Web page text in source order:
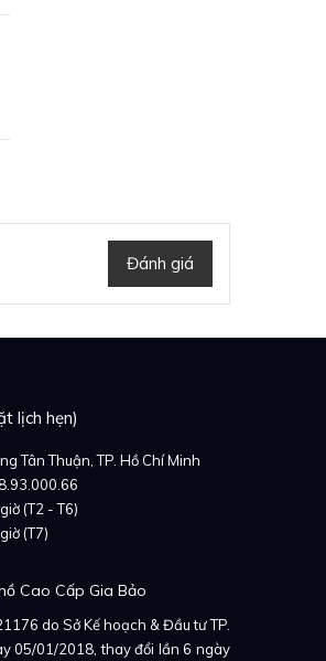
Đánh giá
lịch hẹn)
Tân Thuận, TP. Hồ Chí Minh
(T2 - T6)
(T7)
Cao Cấp Gia Bảo
do Sở Kế hoạch & Đầu tư TP.
05/01/2018, thay đổi lần 6 ngày